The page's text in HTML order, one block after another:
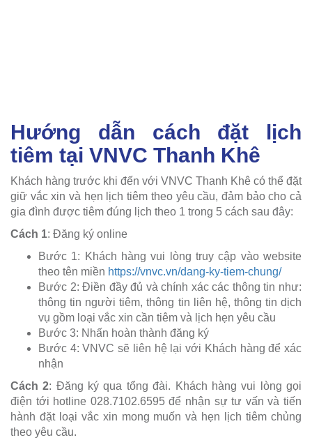
Hướng dẫn cách đặt lịch
tiêm tại VNVC Thanh Khê
Khách hàng trước khi đến với VNVC Thanh Khê có thể đặt
giữ vắc xin và hẹn lịch tiêm theo yêu cầu, đảm bảo cho cả
gia đình được tiêm đúng lịch theo 1 trong 5 cách sau đây:
Cách 1: Đăng ký online
Bước 1: Khách hàng vui lòng truy cập vào website
theo tên miền https://vnvc.vn/dang-ky-tiem-chung/
Bước 2: Điền đầy đủ và chính xác các thông tin như:
thông tin người tiêm, thông tin liên hệ, thông tin dịch
vụ gồm loại vắc xin cần tiêm và lịch hẹn yêu cầu
Bước 3: Nhấn hoàn thành đăng ký
Bước 4: VNVC sẽ liên hệ lại với Khách hàng để xác
nhận
Cách 2: Đăng ký qua tổng đài. Khách hàng vui lòng gọi
điện tới hotline 028.7102.6595 để nhận sự tư vấn và tiến
hành đặt loại vắc xin mong muốn và hẹn lịch tiêm chủng
theo yêu cầu.